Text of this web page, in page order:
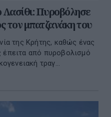
Λασίθι: Πυροβόλησε
τον μπατζανάκη του
της Κρήτης, καθώς ένας
από πυροβολισμό
τραγ...